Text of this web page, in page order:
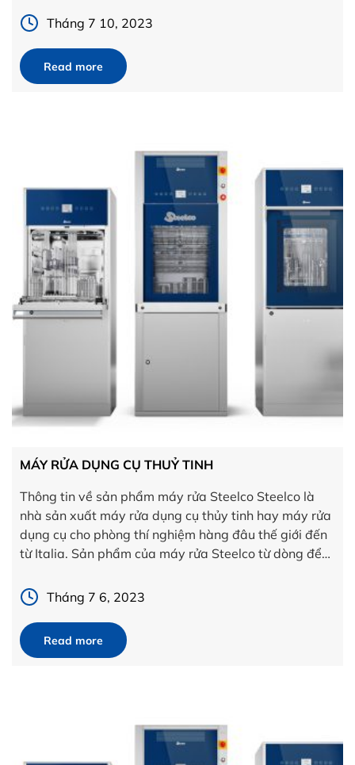
[…]
Tháng 7 10, 2023
Read more
MÁY RỬA DỤNG CỤ THUỶ TINH
Thông tin về sản phẩm máy rửa Steelco Steelco là
nhà sản xuất máy rửa dụng cụ thủy tinh hay máy rửa
dụng cụ cho phòng thí nghiệm hàng đâu thế giới đến
từ Italia. Sản phẩm của máy rửa Steelco từ dòng để
Tháng 7 6, 2023
Read more